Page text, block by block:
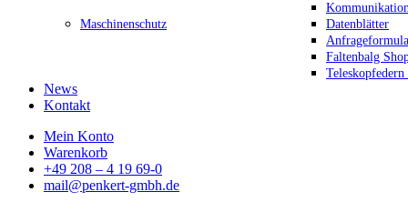
Maschinenschutz
Datenblätter
Faltenbalg
Teleskopfedern
News
Kontakt
Mein Konto
Warenkorb
+49 208 – 4 19 69-0
mail@penkert-gmbh.de